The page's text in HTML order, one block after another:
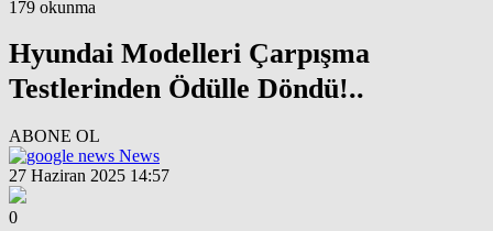
179 okunma
Hyundai Modelleri Çarpışma
Testlerinden Ödülle Döndü!..
ABONE OL
News
27 Haziran 2025 14:57
0